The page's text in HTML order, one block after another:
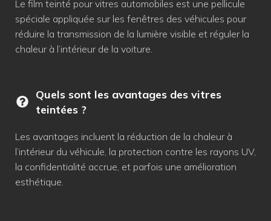
Le film teinté pour vitres automobiles est une pellicule
spéciale appliquée sur les fenêtres des véhicules pour
réduire la transmission de la lumière visible et réguler la
chaleur à l’intérieur de la voiture.
Quels sont les avantages des vitres
teintées ?
Les avantages incluent la réduction de la chaleur à
l’intérieur du véhicule, la protection contre les rayons UV,
la confidentialité accrue, et parfois une amélioration
esthétique.